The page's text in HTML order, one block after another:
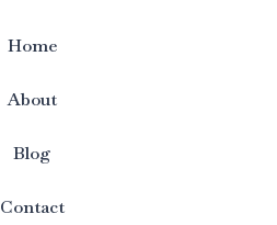
Home
About
Blog
Contact